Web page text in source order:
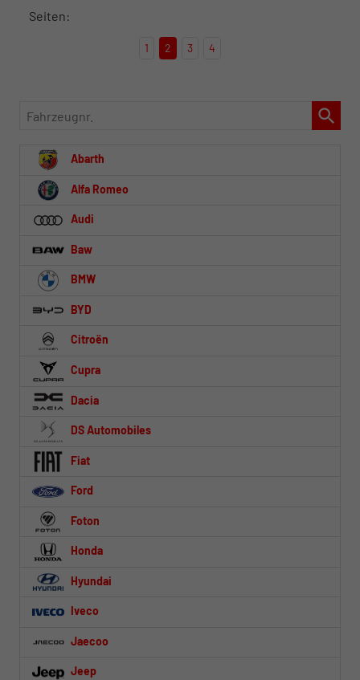
Seiten:
1 2 3 4
Fahrzeugnr.
Abarth
Alfa Romeo
Audi
Baw
BMW
BYD
Citroën
Cupra
Dacia
DS Automobiles
Fiat
Ford
Foton
Honda
Hyundai
Iveco
Jaecoo
Jeep